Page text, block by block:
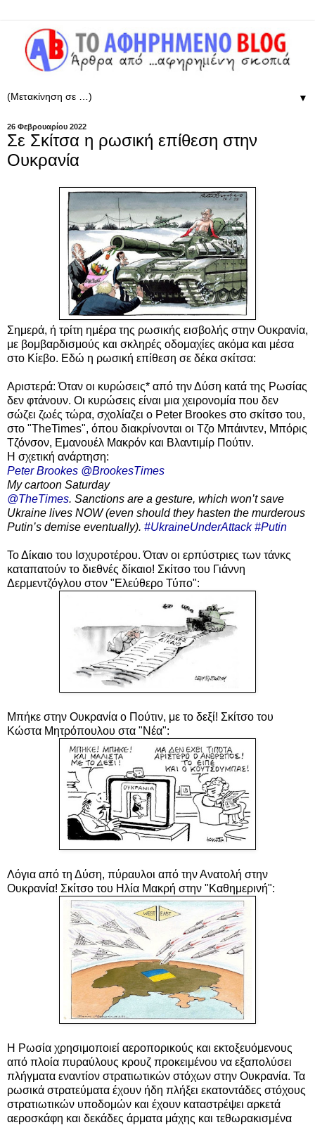
▼
26 Φεβρουαρίου 2022
Σε Σκίτσα η ρωσική επίθεση στην
Ουκρανία
Σημερά, ή τρίτη ημέρα της ρωσικής εισβολής στην Ουκρανία,
με βομβαρδισμούς και σκληρές οδομαχίες ακόμα και μέσα
στο Κίεβο. Εδώ η ρωσική επίθεση σε δέκα σκίτσα:
Αριστερά:Όταν οι κυρώσεις* από την Δύση κατά της Ρωσίας
δεν φτάνουν. Οι κυρώσεις είναι μια χειρονομία που δεν
σώζει ζωές τώρα, σχολίαζει ο Peter Brookes στο σκίτσο του,
στο "TheTimes", όπου διακρίνονται οι Τζο Μπάιντεν, Μπόρις
Τζόνσον, Εμανουέλ Μακρόν και Βλαντιμίρ Πούτιν.
Η σχετική ανάρτηση:
Peter Brookes @BrookesTimes
My cartoon Saturday
@TheTimes. Sanctions are a gesture, which won’t save
Ukraine lives NOW (even should they hasten the murderous
Putin’s demise eventually). #UkraineUnderAttack #Putin
Το Δίκαιο του Ισχυροτέρου. Όταν οι ερπύστριες των τάνκς
καταπατούν το διεθνές δίκαιο! Σκίτσο του Γιάννη
Δερμεντζόγλου στον "Ελεύθερο Τύπο":
Μπήκε στην Ουκρανία ο Πούτιν, με το δεξί! Σκίτσο του
Κώστα Μητρόπουλου στα "Νέα":
Λόγια από τη Δύση, πύραυλοι από την Ανατολή στην
Ουκρανία! Σκίτσο του Ηλία Μακρή στην "Καθημερινή":
Η Ρωσία χρησιμοποιεί αεροπορικούς και εκτοξευόμενους
από πλοία πυραύλους κρουζ προκειμένου να εξαπολύσει
πλήγματα εναντίον στρατιωτικών στόχων στην Ουκρανία. Τα
ρωσικά στρατεύματα έχουν ήδη πλήξει εκατοντάδες στόχους
στρατιωτικών υποδομών και έχουν καταστρέψει αρκετά
αεροσκάφη και δεκάδες άρματα μάχης και τεθωρακισμένα